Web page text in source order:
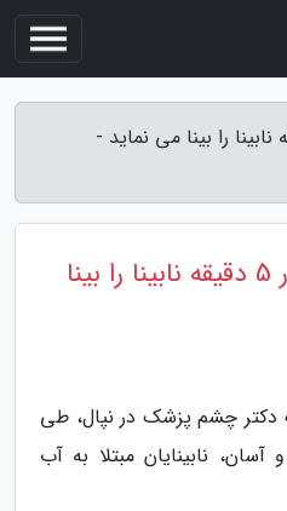
نپالی در 5 دقیقه نابینا را بینا می نماید -
چشم پزشک نپالی در 5 دقیقه نابینا را بینا
چشم پزشک در نپال، طی
نابینایان مبتلا به آب